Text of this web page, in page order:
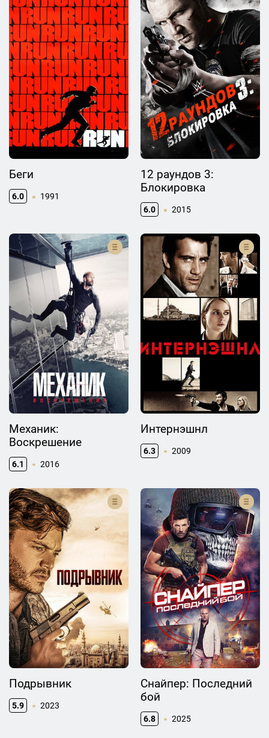
Беги
6.0 1991
12 раундов 3:
Блокировка
6.0 2015
Механик:
Воскрешение
6.1 2016
Интернэшнл
6.3 2009
Подрывник
5.9 2023
Снайпер: Последний
бой
6.8 2025